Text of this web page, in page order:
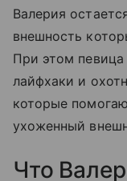
Валерия
внешность
При этом
лайфхаки и
которые
ухоженный
Что